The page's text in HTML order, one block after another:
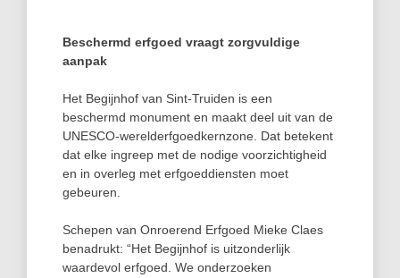
Beschermd erfgoed vraagt zorgvuldige
aanpak
Het Begijnhof van Sint‑Truiden is een
beschermd monument en maakt deel uit van de
UNESCO‑werelderfgoedkernzone. Dat betekent
dat elke ingreep met de nodige voorzichtigheid
en in overleg met erfgoeddiensten moet
gebeuren.
Schepen van Onroerend Erfgoed Mieke Claes
benadrukt: “Het Begijnhof is uitzonderlijk
waardevol erfgoed. We onderzoeken